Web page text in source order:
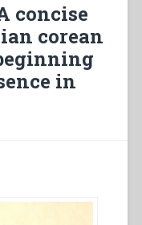
concise
corean
in